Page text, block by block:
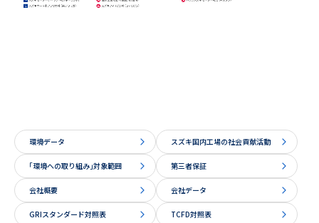
環境データ スズキ国内工場の社会貢献活動
｢環境への取り組み｣対象範囲 第三者保証
会社概要 会社データ
GRIスタンダード対照表 TCFD対照表